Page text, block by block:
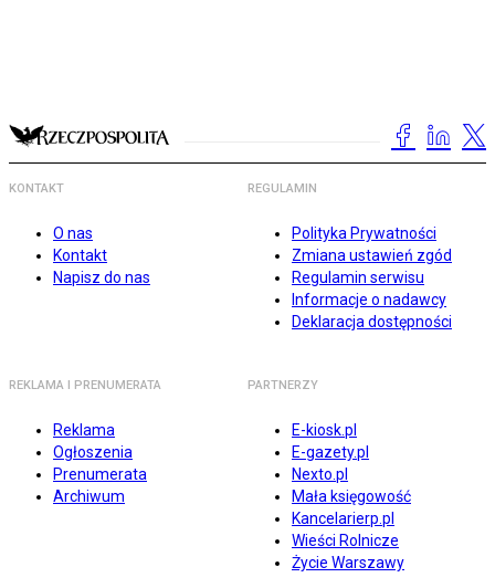
KONTAKT
O nas
Kontakt
Napisz do nas
REGULAMIN
Polityka Prywatności
Zmiana ustawień zgód
Regulamin serwisu
Informacje o nadawcy
Deklaracja dostępności
REKLAMA I PRENUMERATA
Reklama
Ogłoszenia
Prenumerata
Archiwum
PARTNERZY
E-kiosk.pl
E-gazety.pl
Nexto.pl
Mała księgowość
Kancelarierp.pl
Wieści Rolnicze
Życie Warszawy